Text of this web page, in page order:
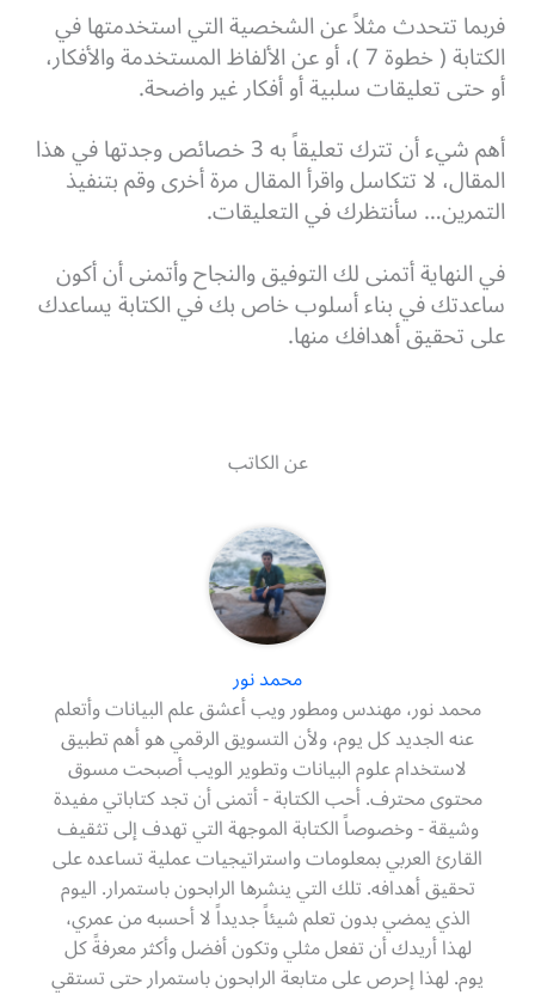
فربما تتحدث مثلاً عن الشخصية التي استخدمتها في
الكتابة ( خطوة 7 )، أو عن الألفاظ المستخدمة والأفكار،
أو حتى تعليقات سلبية أو أفكار غير واضحة.
أهم شيء أن تترك تعليقاً به 3 خصائص وجدتها في هذا
المقال، لا تتكاسل واقرأ المقال مرة أخرى وقم بتنفيذ
التمرين… سأنتظرك في التعليقات.
في النهاية أتمنى لك التوفيق والنجاح وأتمنى أن أكون
ساعدتك في بناء أسلوب خاص بك في الكتابة يساعدك
على تحقيق أهدافك منها.
عن الكاتب
محمد نور
محمد نور، مهندس ومطور ويب أعشق علم البيانات وأتعلم
عنه الجديد كل يوم، ولأن التسويق الرقمي هو أهم تطبيق
لاستخدام علوم البيانات وتطوير الويب أصبحت مسوق
محتوى محترف. أحب الكتابة - أتمنى أن تجد كتاباتي مفيدة
وشيقة - وخصوصاً الكتابة الموجهة التي تهدف إلى تثقيف
القارئ العربي بمعلومات واستراتيجيات عملية تساعده على
تحقيق أهدافه. تلك التي ينشرها الرابحون باستمرار. اليوم
الذي يمضي بدون تعلم شيئاً جديداً لا أحسبه من عمري،
لهذا أريدك أن تفعل مثلي وتكون أفضل وأكثر معرفةً كل
يوم. لهذا إحرص على متابعة الرابحون باستمرار حتى تستقي